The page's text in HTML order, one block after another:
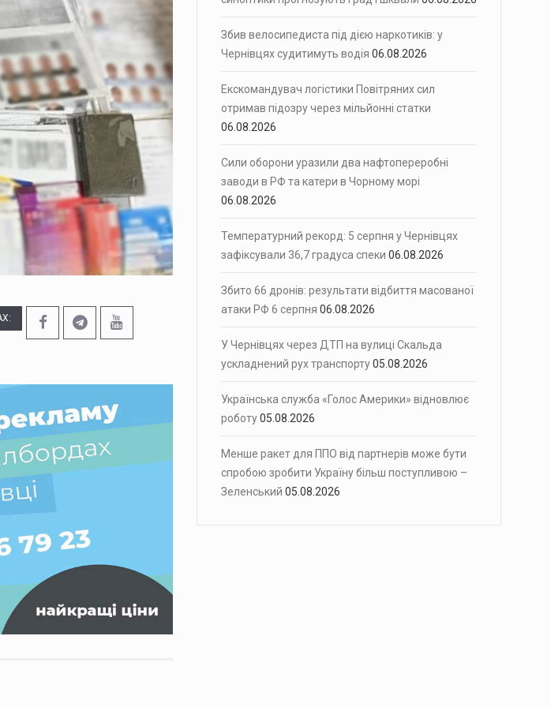
військових та пасажирок Після інциденту з нецензурною лайкою…
град і шквали Синоптики оголосили штормове попередження для…
судитимуть водія На лаві підсудних опиниться 42-річний…
Збив велосипедиста під дією наркотиків: у
Чернівцях судитимуть водія 06.08.2026
Екскомандувач логістики Повітряних сил
отримав підозру через мільйонні статки
06.08.2026
Сили оборони уразили два нафтопереробні
заводи в РФ та катери в Чорному морі
06.08.2026
Температурний рекорд: 5 серпня у Чернівцях
зафіксували 36,7 градуса спеки 06.08.2026
Збито 66 дронів: результати відбиття масованої
атаки РФ 6 серпня 06.08.2026
У Чернівцях через ДТП на вулиці Скальда
ускладнений рух транспорту05.08.2026
Українська служба «Голос Америки» відновлює
роботу05.08.2026
Менше ракет для ППО від партнерів може бути
спробою зробити Україну більш поступливою –
Зеленський 05.08.2026